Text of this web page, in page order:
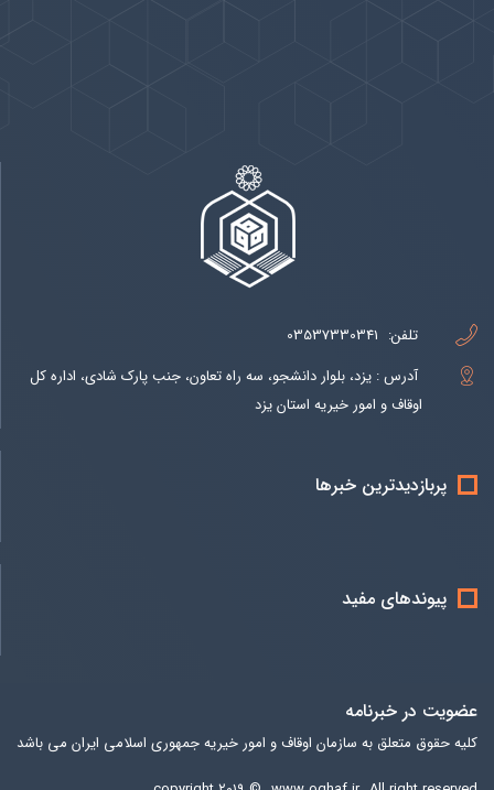
تلفن: 03537330341
آدرس : یزد، بلوار دانشجو، سه راه تعاون، جنب پارک شادی، اداره کل
اوقاف و امور خیریه استان یزد
پربازدیدترین خبرها
پیوندهای مفید
عضویت در خبرنامه
کلیه حقوق متعلق به سازمان اوقاف و امور خیریه جمهوری اسلامی ایران می باشد